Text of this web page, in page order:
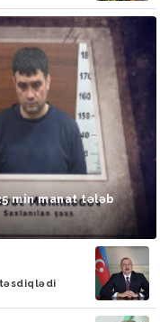
min manat tələb